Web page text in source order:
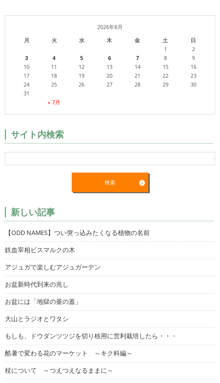
2026年8月
月
火 水 木 金 土 日
« 7月
1
2
3
4 5 6 7 8
9
10
11 12 13 14 15
16
17
18 19 20 21 22
23
24
25 26 27 28 29
30
31
サイト内検索
新しい記事
【ODD NAMES】つい突っ込みたくなる植物の名前
鉄血宰相ビスマルクの木
アジュガで楽しむアジュガーデン
お盆新時代到来の兆し
お盆には「地獄の釜の蓋」
大山とラジオとワタシ
もしも、ドウダンツツジを切り枝用に営利栽培したら・・・
酷暑で変わる花のマーケット ～キク科編～
杖について ～つえつえなるままに～